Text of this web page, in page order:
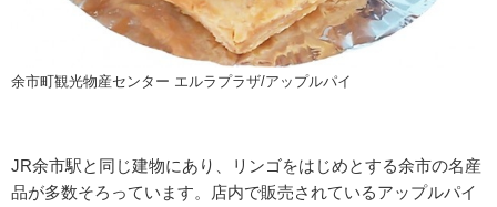
余市町観光物産センター エルラプラザ/アップルパイ
JR余市駅と同じ建物にあり、リンゴをはじめとする余市の名産
品が多数そろっています。店内で販売されているアップルパイ